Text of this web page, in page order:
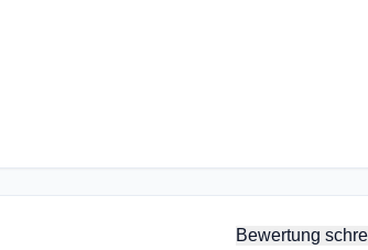
Bewertung